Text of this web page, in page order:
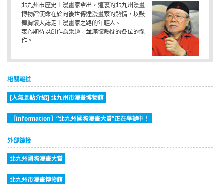
北九州市歷史上漫畫家輩出，這裏的北九州漫畫
博物館使命在於向後世傳達漫畫家的熱情，以鼓
舞胸懷大誌走上漫畫家之路的年輕人。
衷心期待以創作為樂趣，並滿懷熱忱的各位的傑
作。
相關報道
[人氣景點介紹] 北九州市漫畫博物館
［information］“北九州國際漫畫大賞”正在舉辦中！
外部鏈接
北九州國際漫畫大賞
北九州市漫畫博物館